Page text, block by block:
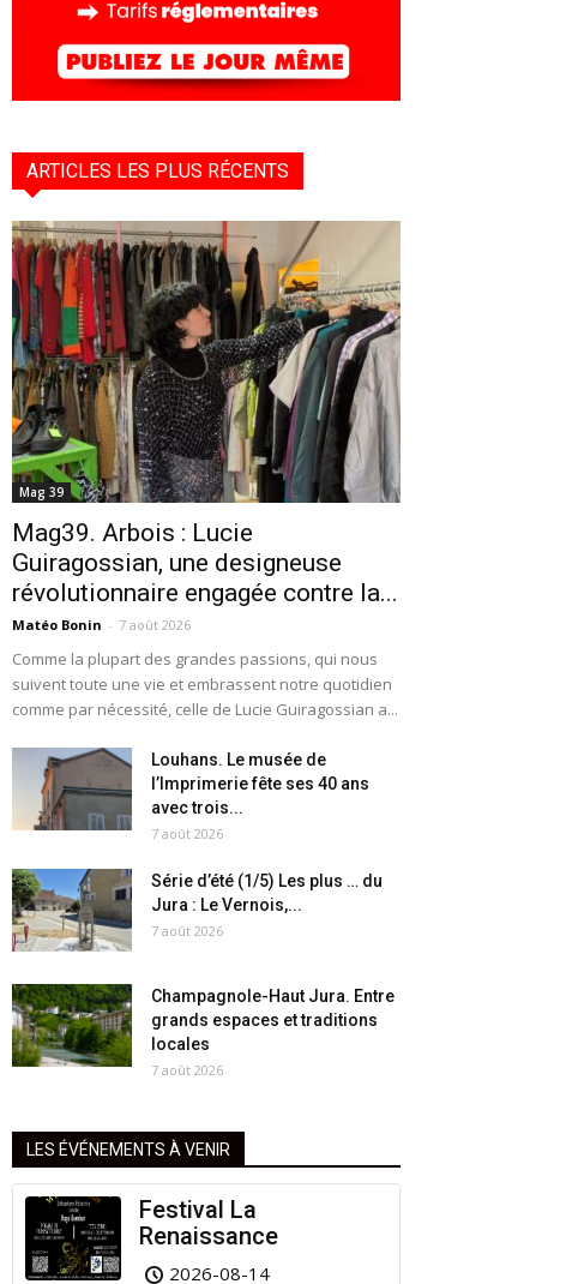
ARTICLES LES PLUS RÉCENTS
Mag 39
Mag39. Arbois : Lucie
Guiragossian, une designeuse
révolutionnaire engagée contre la...
Matéo Bonin - 7 août 2026
Comme la plupart des grandes passions, qui nous
suivent toute une vie et embrassent notre quotidien
comme par nécessité, celle de Lucie Guiragossian a...
Louhans. Le musée de
l’Imprimerie fête ses 40 ans
avec trois...
7 août 2026
Série d’été (1/5) Les plus … du
Jura : Le Vernois,...
7 août 2026
Champagnole-Haut Jura. Entre
grands espaces et traditions
locales
7 août 2026
LES ÉVÉNEMENTS À VENIR
Festival La
Renaissance
2026-08-14